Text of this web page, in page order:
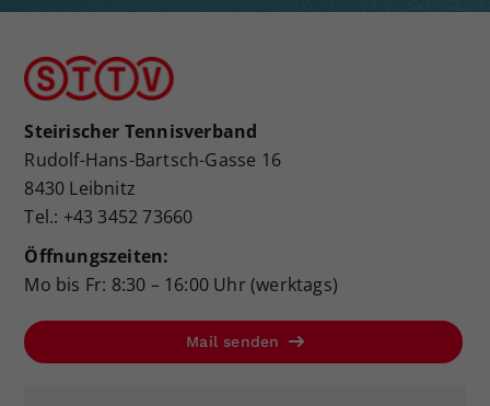
Steirischer Tennisverband
Rudolf-Hans-Bartsch-Gasse 16
8430 Leibnitz
Tel.: +43 3452 73660
Öffnungszeiten:
Mo bis Fr: 8:30 – 16:00 Uhr (werktags)
Mail senden